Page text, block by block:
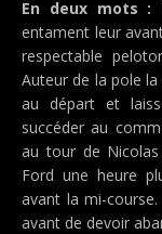
En deux mots :
entament leur
respectable
Auteur de la pole
au départ et
succéder au
au tour de
Ford une heure
avant la mi-course.
avant de devoir